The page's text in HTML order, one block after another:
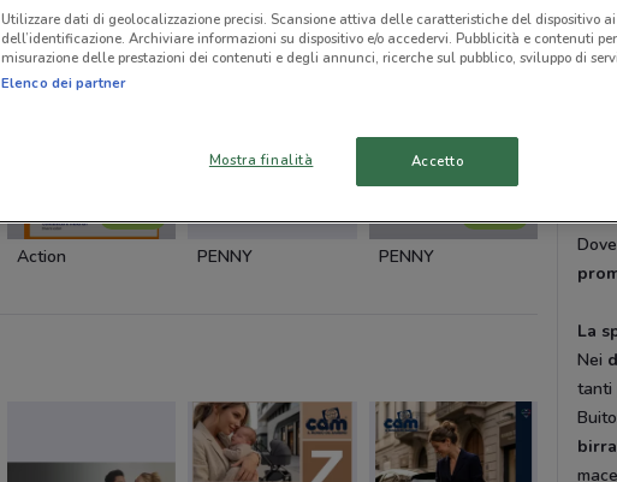
NUOVO
Action PENNY
NUOVO
PENNY
I
di
La
Nei
tanti
birra
Utilizzare dati di geolocalizzazione precisi. Scansione attiva delle caratteristiche del dispositivo
dell’identificazione. Archiviare informazioni su dispositivo e/o accedervi. Pubblicità e contenuti
misurazione delle prestazioni dei contenuti e degli annunci, ricerche sul pubblico, sviluppo di
Elenco dei partner
Mostra finalità Accetto